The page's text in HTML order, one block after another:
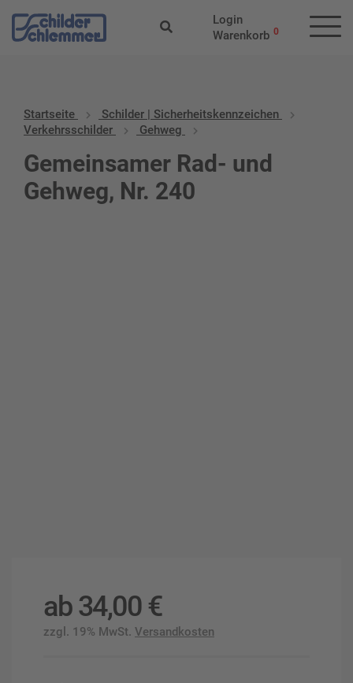
Login
Warenkorb 0
Startseite
Schilder | Sicherheitskennzeichen
Verkehrsschilder
Gehweg
Gemeinsamer Rad- und
Gehweg, Nr. 240
ab34,00 €
zzgl. 19% MwSt. Versandkosten